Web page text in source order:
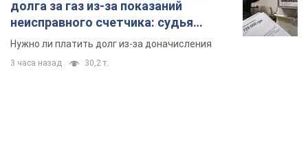
долга за газ из-за показаний
неисправного счетчика: судья
вынес неожиданное решение
Нужно ли платить долг из-за доначисления
3 часа назад 30,2 т.